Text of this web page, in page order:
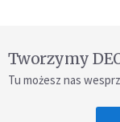
Tworzymy
Tu możesz nas